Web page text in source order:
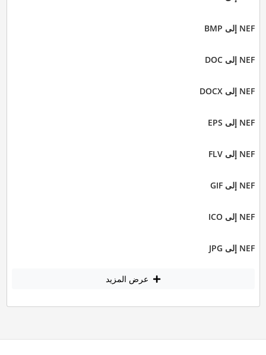
NEF إلى BMP
NEF إلى DOC
NEF إلى DOCX
NEF إلى EPS
NEF إلى FLV
NEF إلى GIF
NEF إلى ICO
NEF إلى JPG
عرض المزيد